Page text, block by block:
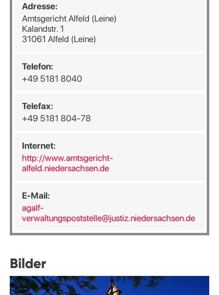
Adresse:
Amtsgericht Alfeld (Leine)
Kalandstr. 1
31061 Alfeld (Leine)
Telefon:
+49 5181 8040
Telefax:
+49 5181 804-78
Internet:
http://www.amtsgericht-
alfeld.niedersachsen.de
E-Mail:
agalf-
verwaltungspoststelle@justiz.niedersachsen.de
Bilder